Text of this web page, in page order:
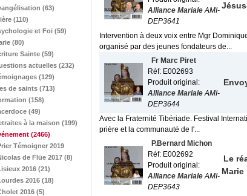
(63)
(110)
et Foi (59)
(80)
Sainte (59)
actuelles (232)
(129)
de saints (713)
(158)
(49)
à la maison (199)
(2466)
Témoigner 2019
de Flüe 2017 (8)
2016 (21)
2016 (18)
2016 (5)
Alliance MarialeAMI-
DEP3641
Intervention à deux voix entre Mgr
organisé par des jeunes fondateurs de...
Fr Marc Piret
Réf: E002693
Produit original:
Alliance MarialeAMI-
DEP3644
Avec la Fraternité Tibériade. Festival
prière et la communauté de l'...
P.Bernard Michon
Réf: E002692
Produit original:
Alliance MarialeAMI-
DEP3643
Le
Marie